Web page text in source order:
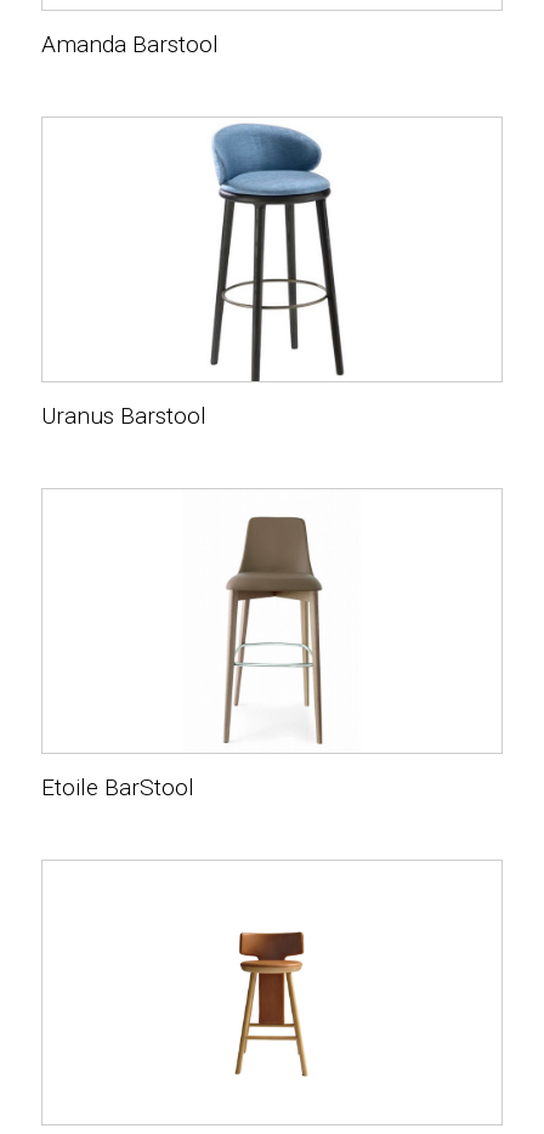
Amanda Barstool
Uranus Barstool
Etoile BarStool